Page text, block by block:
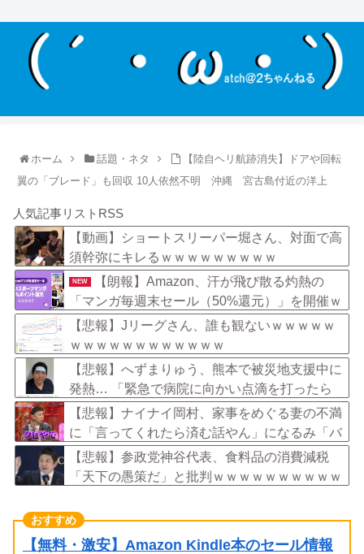
ホーム 話題・ネタ
【陸自ヘリ航跡消失】ドアや回転
翼の「ブレード」も回収 10人依然不明 沖縄 宮古島付近の洋上
人気記事リストRSS
【動画】ショートスリーパー堀さん、対面で高
須幹弥にキレるｗｗｗｗｗｗｗｗｗ
NEW
【朗報】Amazon、汗が飛び散る灼熱の
「マンガ毎週末セール（50%還元）」を開催ｗ
ｗｗｗｗｗｗｗｗｗ
【悲報】Jリーグさん、誰も観ないｗｗｗｗｗ
ｗｗｗｗｗｗｗｗｗｗｗｗ
【悲報】へずまりゅう、熊本で被災地支援中に
発熱… 「緊急で病院に向かい点滴を打ったら
楽に」 回復を報告
【悲報】ナイナイ岡村、家事をめぐる妻の不満
に「言ってくれたら済む話やん」になるみ「バ
イトやったらクビやで」説教受け黙り込む
【悲報】参政党神谷代表、食料品の消費減税
「天下の愚策だ」と批判ｗｗｗｗｗｗｗｗｗｗ
【無料・激安】Amazon Kindle本のセール情報